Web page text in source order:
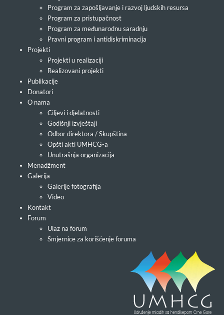
Program za zapošljavanje i razvoj ljudskih resursa
Program za pristupačnost
Program za međunarodnu saradnju
Pravni program i antidiskriminacija
Projekti
Projekti u realizaciji
Realizovani projekti
Publikacije
Donatori
O nama
Ciljevi i djelatnosti
Godišnji izvještaji
Odbor direktora / Skupština
Opšti akti UMHCG-a
Unutrašnja organizacija
Menadžment
Galerija
Galerije fotografija
Video
Kontakt
Forum
Ulaz na forum
Smjernice za korišćenje foruma